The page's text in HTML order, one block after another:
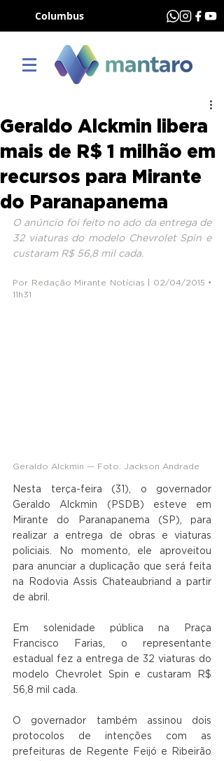
Columbus
Geraldo Alckmin libera
mais de R$ 1 milhão em
recursos para Mirante
do Paranapanema
O anúncio foi feito no ado da entrega de
32 viaturas do modelo Chevrolet Spin e
custaram R$ 56,8 mil cada.
Por Redação Mirante Notícias | 02/04/2015 •
11h31
Geraldo Alckmin — Foto: Jackson Andrade
Nesta terça-feira (31), o governador
Geraldo Alckmin (PSDB) esteve em
Mirante do Paranapanema (SP), para
realizar a entrega de obras e viaturas
policiais. No momento, ele aproveitou
para anunciar a duplicação que será feita
na Rodovia Assis Chateaubriand a partir
de abril.
Em solenidade pública na Praça
Francisco Farias, o representante
estadual fez a entrega de 32 viaturas do
modelo Chevrolet Spin e custaram R$
56,8 mil cada.
O governador também assinou dois
protocolos de intenções com as
prefeituras de Regente Feijó e Ribeirão